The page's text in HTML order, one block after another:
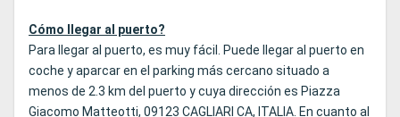
Cómo llegar al puerto?
Para llegar al puerto, es muy fácil. Puede llegar al puerto en
coche y aparcar en el parking más cercano situado a
menos de 2.3 km del puerto y cuya dirección es Piazza
Giacomo Matteotti, 09123 CAGLIARI CA, ITALIA. En cuanto al